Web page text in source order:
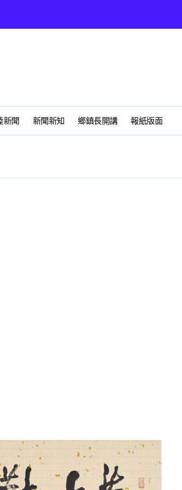
提供更完善及貼近生活的福利服務
照顧中心
新聞 新聞新知 鄉鎮長開講 報紙版面